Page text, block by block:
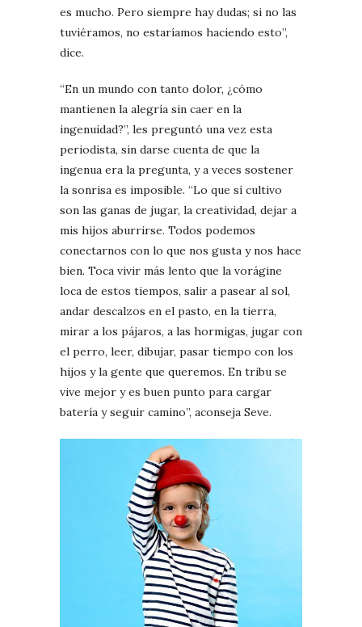
es mucho. Pero siempre hay dudas; si no las
tuviéramos, no estaríamos haciendo esto”,
dice.
“En un mundo con tanto dolor, ¿cómo
mantienen la alegría sin caer en la
ingenuidad?”, les preguntó una vez esta
periodista, sin darse cuenta de que la
ingenua era la pregunta, y a veces sostener
la sonrisa es imposible. “Lo que sí cultivo
son las ganas de jugar, la creatividad, dejar a
mis hijos aburrirse. Todos podemos
conectarnos con lo que nos gusta y nos hace
bien. Toca vivir más lento que la vorágine
loca de estos tiempos, salir a pasear al sol,
andar descalzos en el pasto, en la tierra,
mirar a los pájaros, a las hormigas, jugar con
el perro, leer, dibujar, pasar tiempo con los
hijos y la gente que queremos. En tribu se
vive mejor y es buen punto para cargar
batería y seguir camino”, aconseja Seve.